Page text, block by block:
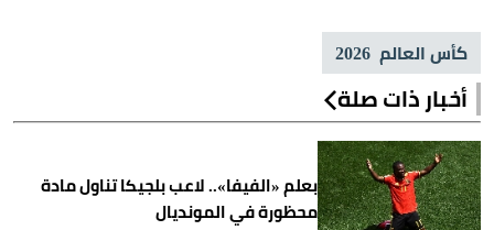
كأس العالم 2026
أخبار ذات صلة
بعلم «الفيفا».. لاعب بلجيكا تناول مادة
محظورة في المونديال